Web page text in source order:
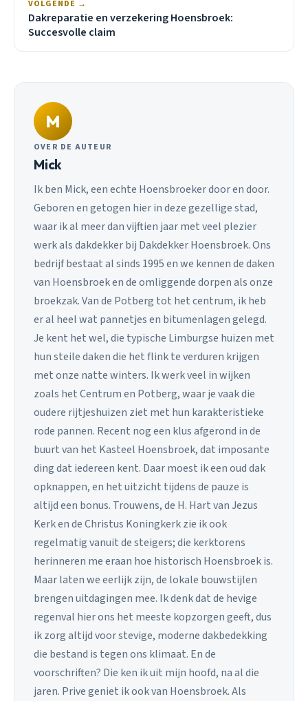
VOLGENDE →
Dakreparatie en verzekering Hoensbroek:
Succesvolle claim
M
OVER DE AUTEUR
Mick
Ik ben Mick, een echte Hoensbroeker door en door.
Geboren en getogen hier in deze gezellige stad,
waar ik al meer dan vijftien jaar met veel plezier
werk als dakdekker bij Dakdekker Hoensbroek. Ons
bedrijf bestaat al sinds 1995 en we kennen de daken
van Hoensbroek en de omliggende dorpen als onze
broekzak. Van de Potberg tot het centrum, ik heb
er al heel wat pannetjes en bitumenlagen gelegd.
Je kent het wel, die typische Limburgse huizen met
hun steile daken die het flink te verduren krijgen
met onze natte winters. Ik werk veel in wijken
zoals het Centrum en Potberg, waar je vaak die
oudere rijtjeshuizen ziet met hun karakteristieke
rode pannen. Recent nog een klus afgerond in de
buurt van het Kasteel Hoensbroek, dat imposante
ding dat iedereen kent. Daar moest ik een oud dak
opknappen, en het uitzicht tijdens de pauze is
altijd een bonus. Trouwens, de H. Hart van Jezus
Kerk en de Christus Koningkerk zie ik ook
regelmatig vanuit de steigers; die kerktorens
herinneren me eraan hoe historisch Hoensbroek is.
Maar laten we eerlijk zijn, de lokale bouwstijlen
brengen uitdagingen mee. Ik denk dat de hevige
regenval hier ons het meeste kopzorgen geeft, dus
ik zorg altijd voor stevige, moderne dakbedekking
die bestand is tegen ons klimaat. En de
voorschriften? Die ken ik uit mijn hoofd, na al die
jaren. Prive geniet ik ook van Hoensbroek. Als